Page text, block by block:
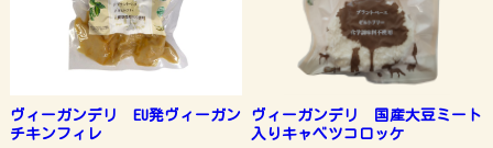
ヴィーガンデリ EU発ヴィーガン
チキンフィレ
ヴィーガンデリ 国産大豆ミート
入りキャベツコロッケ